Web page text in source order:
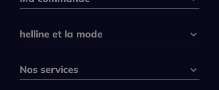
helline et la mode
Nos services